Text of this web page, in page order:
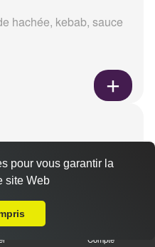
hachée, kebab, sauce
viande hachée,
Compte
pour vous garantir la
site Web